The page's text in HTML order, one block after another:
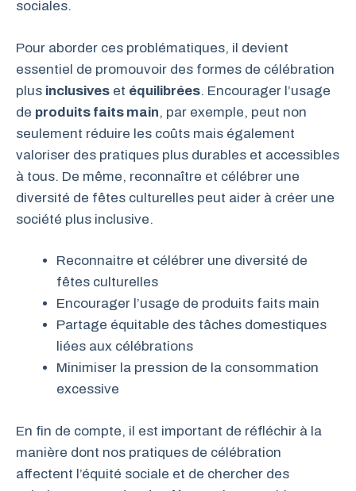
sociales.
Pour aborder ces problématiques, il devient
essentiel de promouvoir des formes de célébration
plus inclusives et équilibrées. Encourager l’usage
de produits faits main, par exemple, peut non
seulement réduire les coûts mais également
valoriser des pratiques plus durables et accessibles
à tous. De même, reconnaître et célébrer une
diversité de fêtes culturelles peut aider à créer une
société plus inclusive.
Reconnaitre et célébrer une diversité de
fêtes culturelles
Encourager l’usage de produits faits main
Partage équitable des tâches domestiques
liées aux célébrations
Minimiser la pression de la consommation
excessive
En fin de compte, il est important de réfléchir à la
manière dont nos pratiques de célébration
affectent l’équité sociale et de chercher des